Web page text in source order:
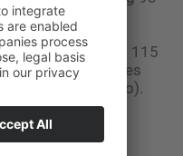
79–86). Bei der
in beiden
der Patienten vs. 115
Die Rate des
vs. 77 % (Placebo).
ergaben